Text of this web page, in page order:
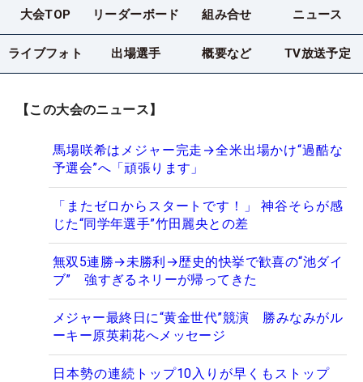
大会TOP リーダーボード 組み合せ ニュース
ライブフォト 出場選手 概要など TV放送予定
【この大会のニュース】
馬場咲希はメジャー完走→全米出場かけ“過酷な
予選会”へ「頑張ります」
「またゼロからスタートです！」 神谷そらが感
じた“同学年選手”竹田麗央との差
無双5連勝→未勝利→歴史的快挙で歓喜の“池ダイ
ブ” 強すぎるネリーが帰ってきた
メジャー最終日に“黄金世代”競演 勝みなみがル
ーキー原英莉花へメッセージ
日本勢の連続トップ10入りが早くもストップ